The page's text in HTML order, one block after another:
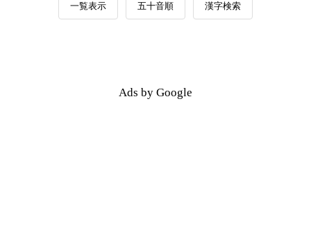
一覧表示 五十音順 漢字検索
Ads by Google